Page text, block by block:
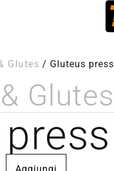
Glutes / Gluteus press
Glutes